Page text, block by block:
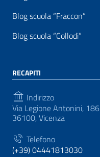
Blog scuola “Fraccon”
Blog scuola “Collodi”
RECAPITI
Indirizzo
Via Legione Antonini, 186
36100, Vicenza
Telefono
(+39) 04441813030